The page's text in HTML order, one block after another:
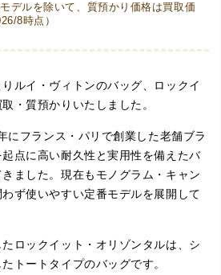
デルを除いて、質預かり価格は買取価
8時点）
ルイ・ヴィトンのバッグ、ロックイ
・質預かりいたしました。
にフランス・パリで創業した老舗ブラ
点に高い耐久性と実用性を備えたバ
ました。現在もモノグラム・キャン
ず使いやすい定番モデルを展開して
ロックイット・オリゾンタルは、シ
トートタイプのバッグです。